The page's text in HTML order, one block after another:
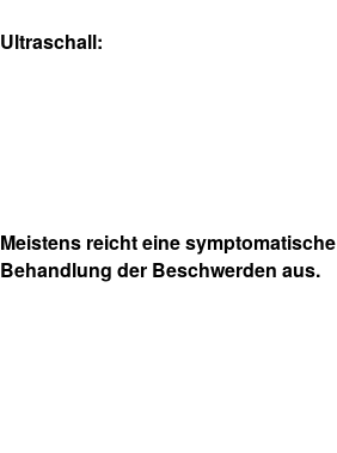
Ultraschall:
Meistens reicht eine symptomatische
Behandlung der Beschwerden aus.